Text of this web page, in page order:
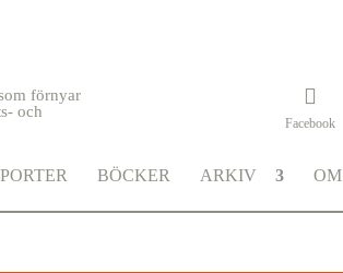
förnyar
och
Facebook
BÖCKER ARKIV OM